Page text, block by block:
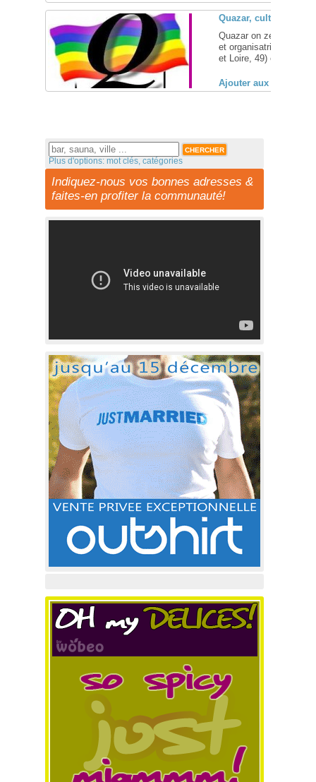
Quazar, cultures et
Quazar on ze ouaibe -
et organisatrice de la
et Loire, 49) et qui
Ajouter aux favoris
Plus d'options: mot clés, catégories
Indiquez-nous vos bonnes adresses &
faites-en profiter la communauté!